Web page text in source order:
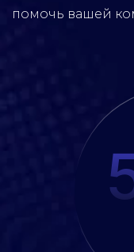
помочь вашей